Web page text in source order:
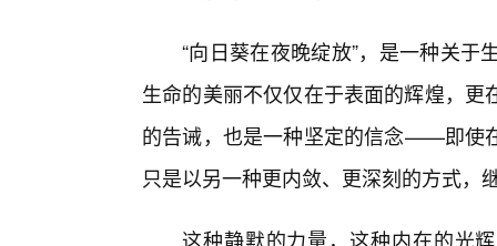
“向日葵在夜晚绽放”，是一种关
生命的美丽不仅仅在于表面的辉煌，
的告诫，也是一种坚定的信念——即使
只是以另一种更内敛、更深刻的方式，
这种静默的力量，这种内在的光